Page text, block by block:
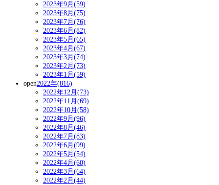
2023年9月(59)
2023年8月(75)
2023年7月(76)
2023年6月(82)
2023年5月(65)
2023年4月(67)
2023年3月(74)
2023年2月(73)
2023年1月(59)
open2022年(816)
2022年12月(73)
2022年11月(69)
2022年10月(58)
2022年9月(96)
2022年8月(46)
2022年7月(83)
2022年6月(99)
2022年5月(54)
2022年4月(60)
2022年3月(64)
2022年2月(44)